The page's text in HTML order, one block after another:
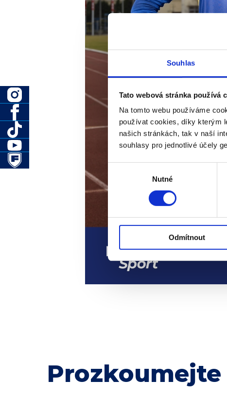
Souhlas
Tato webová stránka používá
Na tomto webu používáme
používat cookies, díky kterým
našich stránkách, tak v naší
souhlasy pro jednotlivé účely
Nutné
Odmítnout